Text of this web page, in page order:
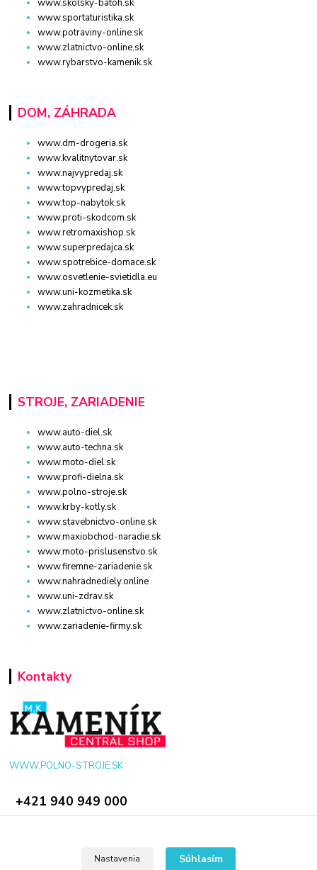
www.skolsky-batoh.sk
www.sportaturistika.sk
www.potraviny-online.sk
www.zlatnictvo-online.sk
www.rybarstvo-kamenik.sk
DOM, ZÁHRADA
www.dm-drogeria.sk
www.kvalitnytovar.sk
www.najvypredaj.sk
www.topvypredaj.sk
www.top-nabytok.sk
www.proti-skodcom.sk
www.retromaxishop.sk
www.superpredajca.sk
www.spotrebice-domace.sk
www.osvetlenie-svietidla.eu
www.uni-kozmetika.sk
www.zahradnicek.sk
STROJE, ZARIADENIE
www.auto-diel.sk
www.auto-techna.sk
www.moto-diel.sk
www.profi-dielna.sk
www.polno-stroje.sk
www.krby-kotly.sk
www.stavebnictvo-online.sk
www.maxiobchod-naradie.sk
www.moto-prislusenstvo.sk
www.firemne-zariadenie.sk
www.nahradnediely.online
www.uni-zdrav.sk
www.zlatnictvo-online.sk
www.zariadenie-firmy.sk
Kontakty
WWW.POLNO-STROJE.SK
+421 940 949 000
Nastavenia Súhlasím